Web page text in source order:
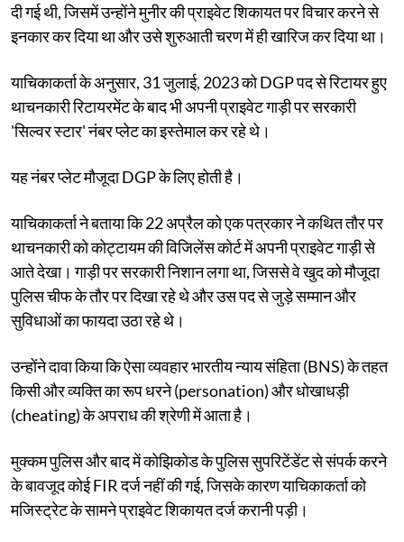
दी गई थी, जिसमें उन्होंने मुनीर की प्राइवेट शिकायत पर विचार करने से
इनकार कर दिया था और उसे शुरुआती चरण में ही खारिज कर दिया था।
याचिकाकर्ता के अनुसार, 31 जुलाई, 2023 को DGP पद से रिटायर हुए
थाचनकारी रिटायरमेंट के बाद भी अपनी प्राइवेट गाड़ी पर सरकारी
'सिल्वर स्टार' नंबर प्लेट का इस्तेमाल कर रहे थे।
यह नंबर प्लेट मौजूदा DGP के लिए होती है।
याचिकाकर्ता ने बताया कि 22 अप्रैल को एक पत्रकार ने कथित तौर पर
थाचनकारी को कोट्टायम की विजिलेंस कोर्ट में अपनी प्राइवेट गाड़ी से
आते देखा। गाड़ी पर सरकारी निशान लगा था, जिससे वे खुद को मौजूदा
पुलिस चीफ के तौर पर दिखा रहे थे और उस पद से जुड़े सम्मान और
सुविधाओं का फायदा उठा रहे थे।
उन्होंने दावा किया कि ऐसा व्यवहार भारतीय न्याय संहिता (BNS) के तहत
किसी और व्यक्ति का रूप धरने (personation) और धोखाधड़ी
(cheating) के अपराध की श्रेणी में आता है।
मुक्कम पुलिस और बाद में कोझिकोड के पुलिस सुपरिटेंडेंट से संपर्क करने
के बावजूद कोई FIR दर्ज नहीं की गई, जिसके कारण याचिकाकर्ता को
मजिस्ट्रेट के सामने प्राइवेट शिकायत दर्ज करानी पड़ी।